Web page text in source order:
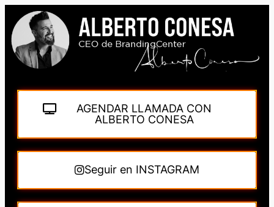
AGENDAR LLAMADA CON
ALBERTO CONESA
Seguir en INSTAGRAM